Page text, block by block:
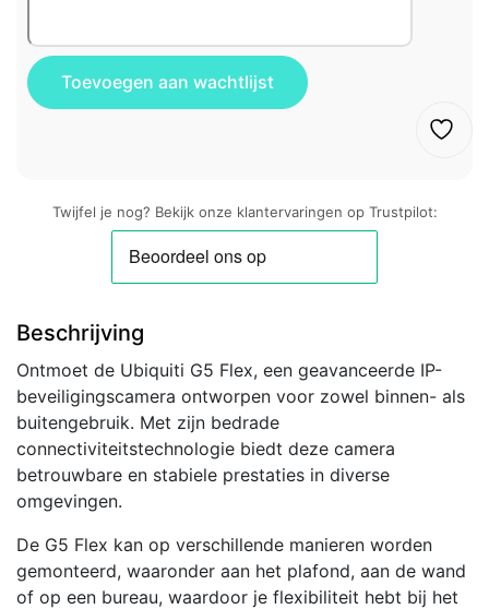
Twijfel je nog? Bekijk onze klantervaringen op Trustpilot:
Beschrijving
Ontmoet de Ubiquiti G5 Flex, een geavanceerde IP-
beveiligingscamera ontworpen voor zowel binnen- als
buitengebruik. Met zijn bedrade
connectiviteitstechnologie biedt deze camera
betrouwbare en stabiele prestaties in diverse
omgevingen.
De G5 Flex kan op verschillende manieren worden
gemonteerd, waaronder aan het plafond, aan de wand
of op een bureau, waardoor je flexibiliteit hebt bij het